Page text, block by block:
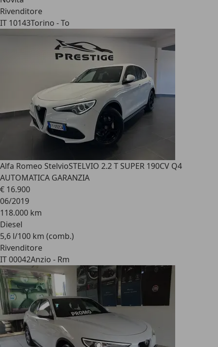
Rivenditore
IT 10143Torino - To
Alfa Romeo StelvioSTELVIO 2.2 T SUPER 190CV Q4
AUTOMATICA GARANZIA
€ 16.900
06/2019
118.000 km
Diesel
5,6 l/100 km (comb.)
Rivenditore
IT 00042Anzio - Rm